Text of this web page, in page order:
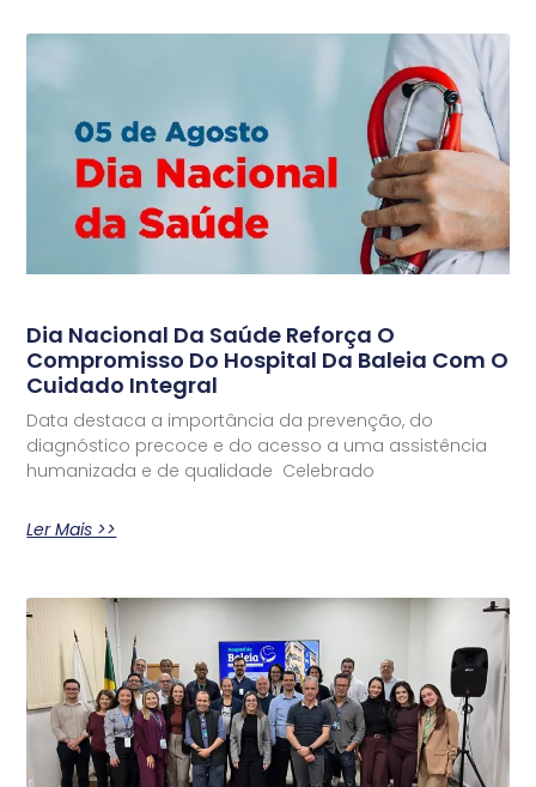
Dia Nacional Da Saúde Reforça O
Compromisso Do Hospital Da Baleia Com O
Cuidado Integral
Data destaca a importância da prevenção, do
diagnóstico precoce e do acesso a uma assistência
humanizada e de qualidade Celebrado
Ler Mais >>